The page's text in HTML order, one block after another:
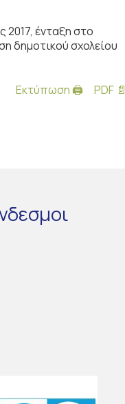
ένταξη στο
δημοτικού σχολείου
Εκτύπωση 🖨
PDF 📄